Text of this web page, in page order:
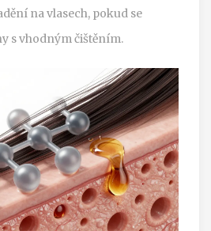
na vlasech, pokud se
s vhodným čištěním.